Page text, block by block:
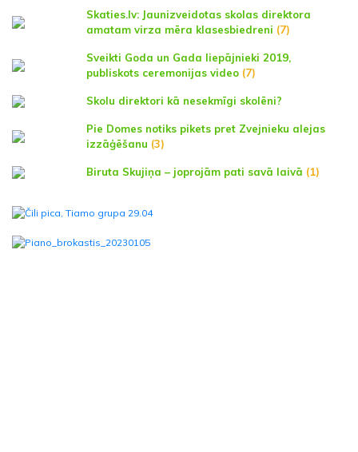
Skaties.lv: Jaunizveidotas skolas direktora
amatam virza mēra klasesbiedreni (7)
Sveikti Goda un Gada liepājnieki 2019,
publiskots ceremonijas video (7)
Skolu direktori kā nesekmīgi skolēni?
Pie Domes notiks pikets pret Zvejnieku alejas
izzāģēšanu (3)
Biruta Skujiņa – joprojām pati savā laivā (1)